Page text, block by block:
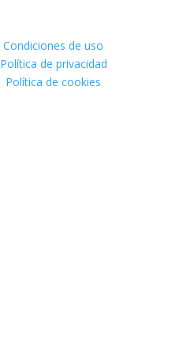
Condiciones de uso
Política de privacidad
Política de cookies